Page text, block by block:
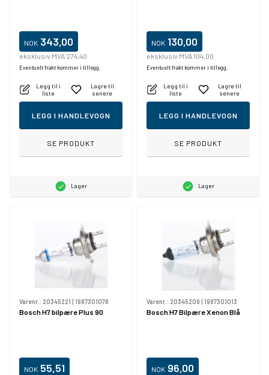
NOK 343,00
eksklusiv MVA 274,40
Eventuelt frakt kommer i tillegg.
Legg til i
liste
Lagre til
senere
LEGG I HANDLEVOGN
SE PRODUKT
Lager
NOK 130,00
eksklusiv MVA 104,00
Eventuelt frakt kommer i tillegg.
Legg til i
liste
Lagre til
senere
LEGG I HANDLEVOGN
SE PRODUKT
Lager
Varenr.: 20345221 1987301078
Bosch H7 bilpære Plus 90
NOK 55,51
Varenr.: 20345209 1987301013
Bosch H7 Bilpære Xenon Blå
NOK 96,00